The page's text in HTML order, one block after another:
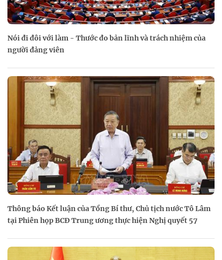
Nói đi đôi với làm - Thước đo bản lĩnh và trách nhiệm của
người đảng viên
Thông báo Kết luận của Tổng Bí thư, Chủ tịch nước Tô Lâm
tại Phiên họp BCĐ Trung ương thực hiện Nghị quyết 57